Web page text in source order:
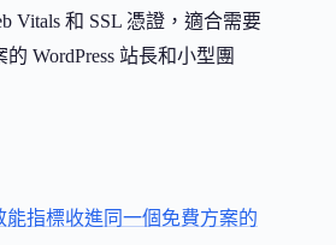
Vitals 和 SSL 憑證，適合需要
WordPress 站長和小型團
能指標收進同一個免費方案的